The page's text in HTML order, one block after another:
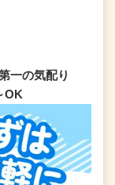
一の気配り
OK